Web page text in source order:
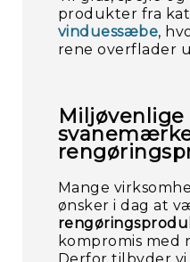
produkter fra
vinduessæbe,
rene overflader
Miljøvenlige
Mange
ønsker i dag at
kompromis med